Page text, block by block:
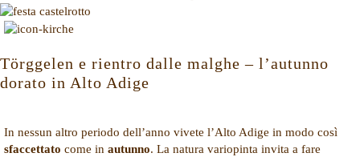
Törggelen e rientro dalle malghe – l’autunno
dorato in Alto Adige
In nessun altro periodo dell’anno vivete l’Alto Adige in modo così
sfaccettato come in autunno. La natura variopinta invita a fare